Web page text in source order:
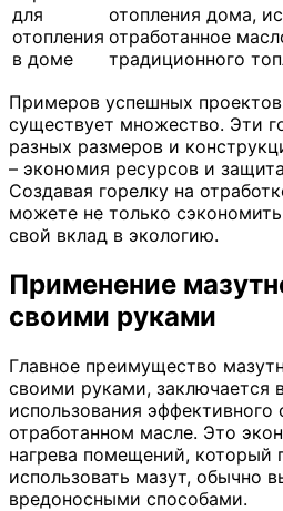
для
отопления
в доме
отопления дома,
отработанное
традиционного
Примеров успешных проектов
существует множество. Эти
разных размеров и
– экономия ресурсов и
Создавая горелку на
можете не только
свой вклад в экологию.
Применение
своими руками
Главное преимущество
своими руками, заключается
использования эффективного
отработанном масле. Это
нагрева помещений, который
использовать мазут, обычно
вредоносными способами.